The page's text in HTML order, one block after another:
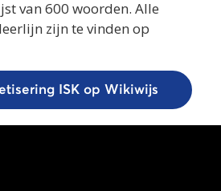
van 600 woorden. Alle
zijn te vinden op
ISK op Wikiwijs